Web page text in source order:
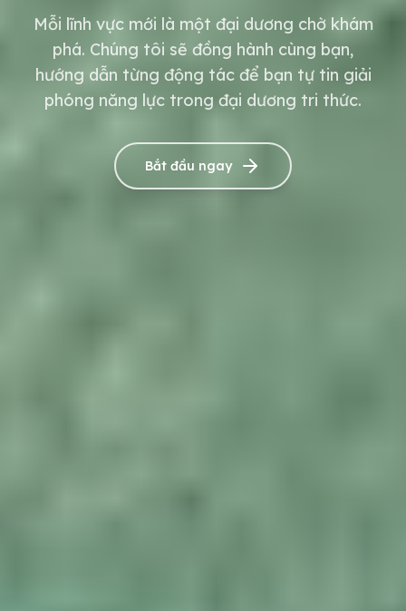
Mỗi lĩnh vực mới là một đại dương chờ khám
phá. Chúng tôi sẽ đồng hành cùng bạn,
hướng dẫn từng động tác để bạn tự tin giải
phóng năng lực trong đại dương tri thức.
Bắt đầu ngay